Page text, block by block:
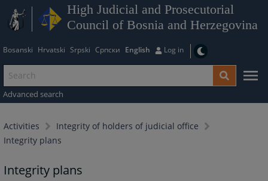
High Judicial and Prosecutorial
Council of Bosnia and Herzegovina
Bosanski Hrvatski Srpski Српски English Log in
Advanced search
Activities
Integrity of holders of judicial office
Integrity plans
Integrity plans